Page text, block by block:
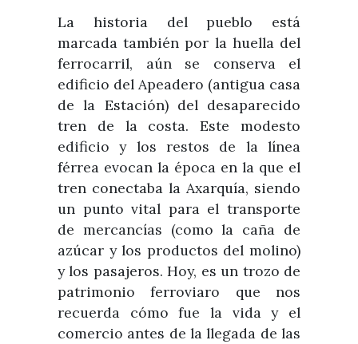
La historia del pueblo está
marcada también por la huella del
ferrocarril, aún se conserva el
edificio del Apeadero (antigua casa
de la Estación) del desaparecido
tren de la costa. Este modesto
edificio y los restos de la línea
férrea evocan la época en la que el
tren conectaba la Axarquía, siendo
un punto vital para el transporte
de mercancías (como la caña de
azúcar y los productos del molino)
y los pasajeros. Hoy, es un trozo de
patrimonio ferroviaro que nos
recuerda cómo fue la vida y el
comercio antes de la llegada de las